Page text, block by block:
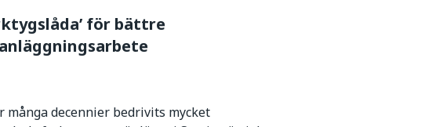
för bättre
många decennier bedrivits mycket